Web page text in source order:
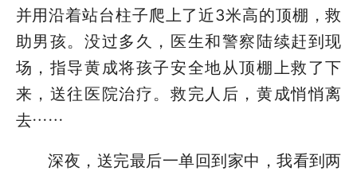
并用沿着站台柱子爬上了近3米高的顶棚，救
助男孩。没过多久，医生和警察陆续赶到现
场，指导黄成将孩子安全地从顶棚上救了下
来，送往医院治疗。救完人后，黄成悄悄离
去……
深夜，送完最后一单回到家中，我看到两